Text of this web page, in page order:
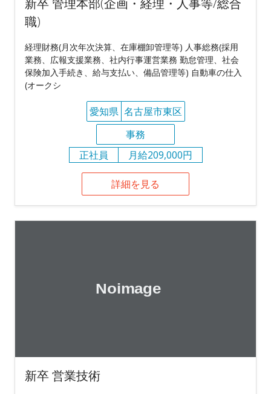
職)
経理財務(月次年次決算、在庫棚卸管理等) 人事総務(採用
業務、広報支援業務、社内行事運営業務 勤怠管理、社会
保険加入手続き、給与支払い、備品管理等) 自動車の仕入
(オークシ
愛知県 名古屋市東区
事務
正社員
月給209,000円
詳細を見る
新卒 営業技術